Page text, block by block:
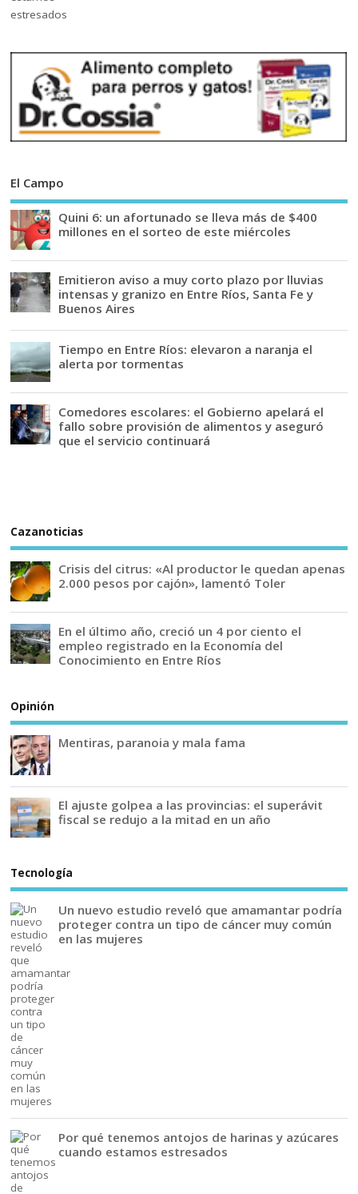
El Campo
Quini 6: un afortunado se lleva más de $400
millones en el sorteo de este miércoles
Emitieron aviso a muy corto plazo por lluvias
intensas y granizo en Entre Ríos, Santa Fe y
Buenos Aires
Tiempo en Entre Ríos: elevaron a naranja el
alerta por tormentas
Comedores escolares: el Gobierno apelará el
fallo sobre provisión de alimentos y aseguró
que el servicio continuará
Cazanoticias
Crisis del citrus: «Al productor le quedan apenas
2.000 pesos por cajón», lamentó Toler
En el último año, creció un 4 por ciento el
empleo registrado en la Economía del
Conocimiento en Entre Ríos
Opinión
Mentiras, paranoia y mala fama
El ajuste golpea a las provincias: el superávit
fiscal se redujo a la mitad en un año
Tecnología
Un nuevo estudio reveló que amamantar podría
proteger contra un tipo de cáncer muy común
en las mujeres
Por qué tenemos antojos de harinas y azúcares
cuando estamos estresados